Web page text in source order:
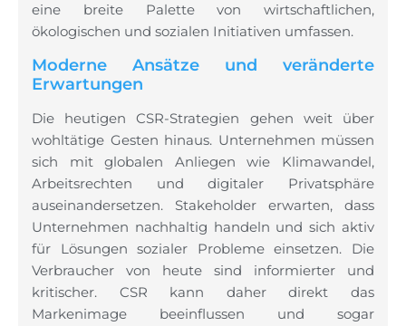
eine breite Palette von wirtschaftlichen,
ökologischen und sozialen Initiativen umfassen.
Moderne Ansätze und veränderte
Erwartungen
Die heutigen CSR-Strategien gehen weit über
wohltätige Gesten hinaus. Unternehmen müssen
sich mit globalen Anliegen wie Klimawandel,
Arbeitsrechten und digitaler Privatsphäre
auseinandersetzen. Stakeholder erwarten, dass
Unternehmen nachhaltig handeln und sich aktiv
für Lösungen sozialer Probleme einsetzen. Die
Verbraucher von heute sind informierter und
kritischer. CSR kann daher direkt das
Markenimage beeinflussen und sogar